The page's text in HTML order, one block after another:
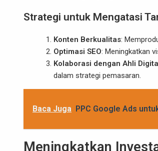
Strategi untuk Mengatasi
Konten Berkualitas:
Optimasi SEO: Meningkatkan
Kolaborasi dengan Ahli
dalam strategi pemasaran.
Baca Juga PPC Google Ads
Meningkatkan